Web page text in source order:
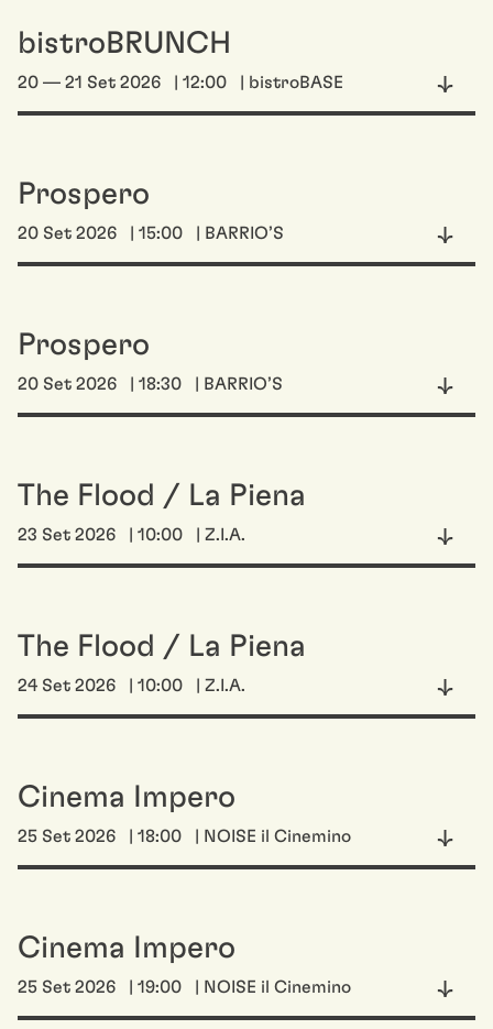
bistroBRUNCH
20 — 21 Set 2026 | 12:00 | bistroBASE
Prospero
20 Set 2026 | 15:00 | BARRIO’S
Prospero
20 Set 2026 | 18:30 | BARRIO’S
The Flood / La Piena
23 Set 2026 | 10:00 | Z.I.A.
The Flood / La Piena
24 Set 2026 | 10:00 | Z.I.A.
Cinema Impero
25 Set 2026 | 18:00 | NOISE il Cinemino
Cinema Impero
25 Set 2026 | 19:00 | NOISE il Cinemino